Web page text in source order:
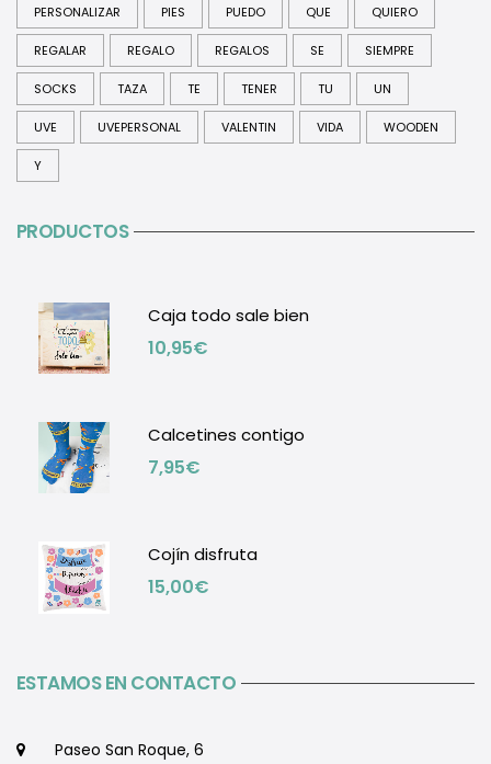
PERSONALIZAR PIES PUEDO QUE QUIERO
REGALAR REGALO REGALOS SE SIEMPRE
SOCKS TAZA TE TENER TU UN
UVE UVEPERSONAL VALENTIN VIDA WOODEN
Y
PRODUCTOS
Caja todo sale bien
10,95€
Calcetines contigo
7,95€
Cojín disfruta
15,00€
ESTAMOS EN CONTACTO
Paseo San Roque, 6